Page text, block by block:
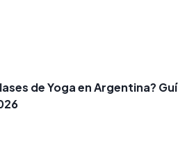
de Yoga en Argentina?